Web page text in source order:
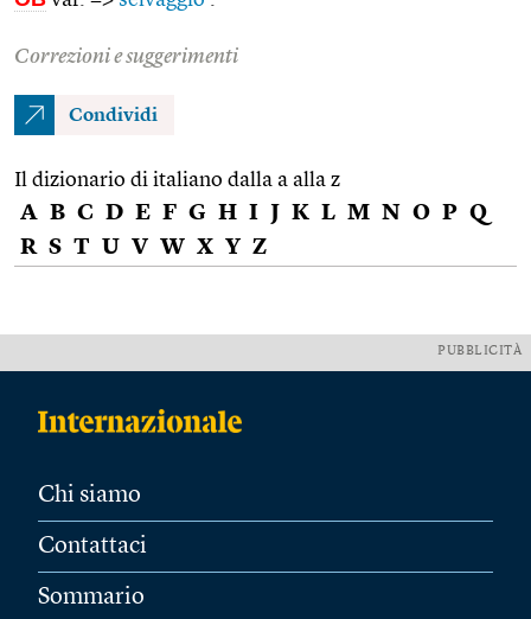
Correzioni e suggerimenti
Condividi
Il dizionario di italiano dalla a alla z
A B C D E F G H I J K L M N O P Q
R S T U V W X Y Z
PUBBLICITÀ
Chi siamo
Contattaci
Sommario